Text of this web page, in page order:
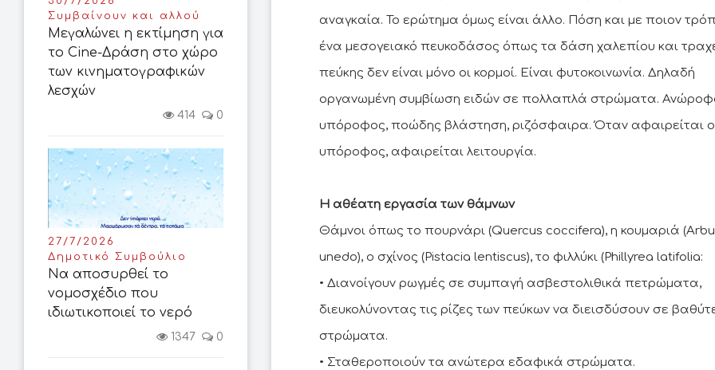
Συμβαίνουν και αλλού
Μεγαλώνει η εκτίμηση για
το Cine-Δράση στο χώρο
των κινηματογραφικών
λεσχών
414 0
27/7/2026
Δημοτικό Συμβούλιο
Να αποσυρθεί το
νομοσχέδιο που
ιδιωτικοποιεί το νερό
1347 0
αναγκαία. Το ερώτημα όμως είναι άλλο. Πόση και με ποιον
ένα μεσογειακό πευκοδάσος όπως τα δάση χαλεπίου και
πεύκης δεν είναι μόνο οι κορμοί. Είναι φυτοκοινωνία. Δηλαδή
οργανωμένη συμβίωση ειδών σε πολλαπλά στρώματα.
υπόροφος, ποώδης βλάστηση, ριζόσφαιρα. Όταν αφαιρείται ο
υπόροφος, αφαιρείται λειτουργία.
Η αθέατη εργασία των θάμνων
Θάμνοι όπως το πουρνάρι (Quercus coccifera), η κουμαριά
unedo), ο σχίνος (Pistacia lentiscus), το φιλλύκι (Phillyrea latifolia:
• Διανοίγουν ρωγμές σε συμπαγή ασβεστολιθικά πετρώματα,
διευκολύνοντας τις ρίζες των πεύκων να διεισδύσουν σε
στρώματα.
• Σταθεροποιούν τα ανώτερα εδαφικά στρώματα.